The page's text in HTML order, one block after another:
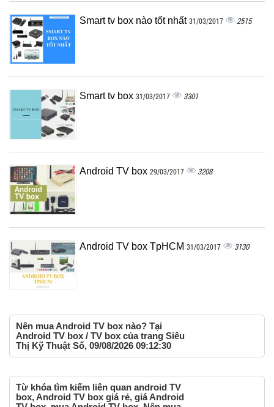
Smart tv box nào tốt nhất31/03/2017 2515
Smart tv box 31/03/2017 3301
Android TV box 29/03/2017 3208
Android TV box TpHCM 31/03/2017 3130
Nên mua Android TV box nào? Tại
Android TV box / TV box của trang Siêu
Thị Kỹ Thuật Số, 09/08/2026 09:12:30
Từ khóa tìm kiếm liên quan android TV
box, Android TV box giá rẻ, giá Android